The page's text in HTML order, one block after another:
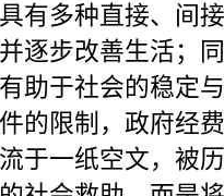
多种直接、间接
逐步改善生活；
助于社会的稳定
的限制，政府经
于一纸空文，被